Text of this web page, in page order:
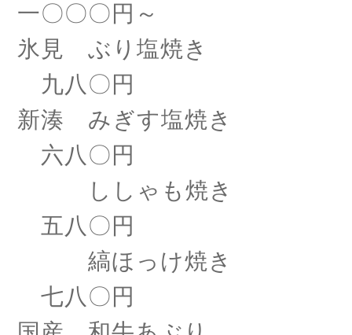
一〇〇〇円～
氷見 ぶり塩焼き
九八〇円
新湊 みぎす塩焼き
六八〇円
ししゃも焼き
五八〇円
縞ほっけ焼き
七八〇円